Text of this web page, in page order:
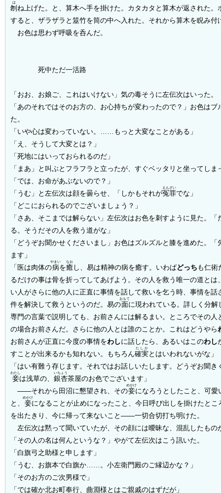
刎
は
ね上げた。と、算木へ手を掛けた。カタカタと算木が返された。
すると、ザラザラと筮竹を筒の中へ入れた。それから算木を睨み付
お色は思わず呼吸を呑んだ。
死中ただ一活路
「おお、お娘ご、これはいけない」気の毒そうに左伝次はいった。
「あのそれではそのお方の、お心持ちが変わったので？」お色はブ
た。
「いや心は変わっていない。……もっと大変なことがある」
「え、そうして大変とは？」
「死地にはいっておられるのだ」
「まあ」と叫ぶとフラフラと立ったが、すぐベッタリと坐ってしま
「では、お命があぶないので？」
「うむ」と左伝次は顔を曇らせ、「しかもそれが冤罪
えんざい
でな」
「どこにおられるのでございましょう？」
「さあ、そこまでは解らない」左伝次はお色を刺すように見た。
る。そうだその人を救う道がな」
「どうぞお聞かせくださいまし」お色はズルズルと膝を進めた。
ます」
「医は肉体の病
やまい
を癒
なお
し、易は精神の病を癒す。いわばどっちも仁術
るだけの事は骨を折ってしてあげよう。その人を救う唯一の道とは
い人がさらに他の人に正直に事情を話して救いを乞う時、事情を話
件を解決して救うというのだ。易の面
おもて
に現われている。詳しく分
専門の言葉で説明しても、お前さんには解るまい。ところでその人
の場合お前さんだ。さらに他の人とは誰のことか。これはどうやら
お前さんが正直に今度の事情をわしに話したら、あるいはこのわし
すことが出来るかも知れない。もちろん確実
たしか
とはいわれないがな」
「はい有難う存じます。それではお話しいたします。どうぞお聞
妾
わたし
は浅草の、銀杏
いちょう
茶屋のお色でございます」
――それから田沼に懇望され、その妾
めかけ
になろうとしたこと、可愛
と、 妾
めかけ
になることが止めになったこと、今日呼び出しを掛けたとこ
を出たきり、今に帰って来ないこと――一切合切打ち明けた。
左伝次は黙って聞いていたが、その顔には曖昧な、混乱したもの
「その人の名は何んというな？」やがて左伝次はこう訊いた。
「白旗弓之助様と申します」
「うむ、お旗本で白旗か……。小左衛門殿のご縁辺かな？」
「そのお方のご次男様で」
「では確か北お町奉行、曲淵様とはご親戚のはずだが」